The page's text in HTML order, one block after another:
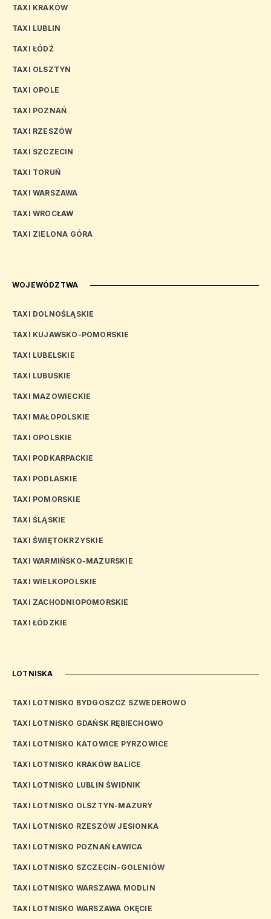
TAXI KRAKÓW
TAXI LUBLIN
TAXI ŁÓDŹ
TAXI OLSZTYN
TAXI OPOLE
TAXI POZNAŃ
TAXI RZESZÓW
TAXI SZCZECIN
TAXI TORUŃ
TAXI WARSZAWA
TAXI WROCŁAW
TAXI ZIELONA GÓRA
WOJEWÓDZTWA
TAXI DOLNOŚLĄSKIE
TAXI KUJAWSKO-POMORSKIE
TAXI LUBELSKIE
TAXI LUBUSKIE
TAXI MAZOWIECKIE
TAXI MAŁOPOLSKIE
TAXI OPOLSKIE
TAXI PODKARPACKIE
TAXI PODLASKIE
TAXI POMORSKIE
TAXI ŚLĄSKIE
TAXI ŚWIĘTOKRZYSKIE
TAXI WARMIŃSKO-MAZURSKIE
TAXI WIELKOPOLSKIE
TAXI ZACHODNIOPOMORSKIE
TAXI ŁÓDZKIE
LOTNISKA
TAXI LOTNISKO BYDGOSZCZ SZWEDEROWO
TAXI LOTNISKO GDAŃSK RĘBIECHOWO
TAXI LOTNISKO KATOWICE PYRZOWICE
TAXI LOTNISKO KRAKÓW BALICE
TAXI LOTNISKO LUBLIN ŚWIDNIK
TAXI LOTNISKO OLSZTYN-MAZURY
TAXI LOTNISKO RZESZÓW JESIONKA
TAXI LOTNISKO POZNAŃ ŁAWICA
TAXI LOTNISKO SZCZECIN-GOLENIÓW
TAXI LOTNISKO WARSZAWA MODLIN
TAXI LOTNISKO WARSZAWA OKĘCIE